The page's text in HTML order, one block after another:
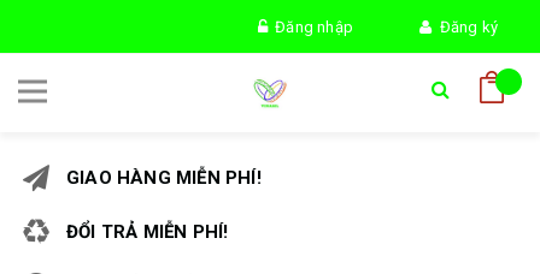
Đăng nhập Đăng ký
GIAO HÀNG MIỄN PHÍ!
ĐỔI TRẢ MIỄN PHÍ!